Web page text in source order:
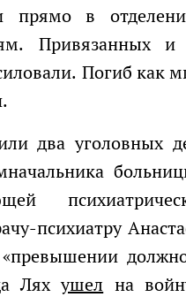
прямо в
Привязанных и
Погиб как
психиатру
Ляхушел на